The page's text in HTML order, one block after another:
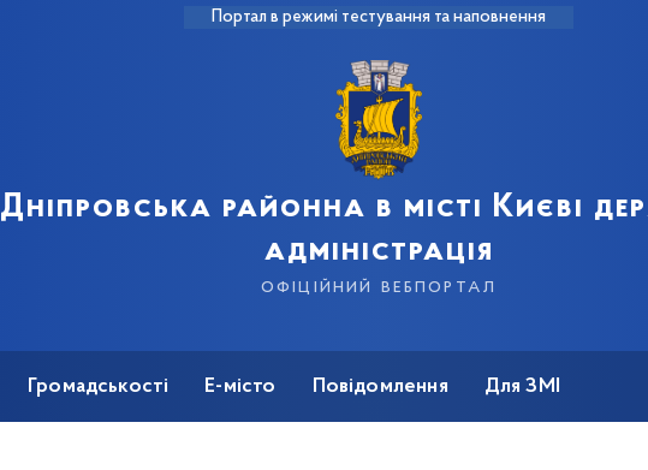
Портал в режимі тестування та наповнення
Дніпровська районна в місті Києві
адміністрація
офіційний вебпортал
Громадськості Е-місто Повідомлення Для ЗМІ